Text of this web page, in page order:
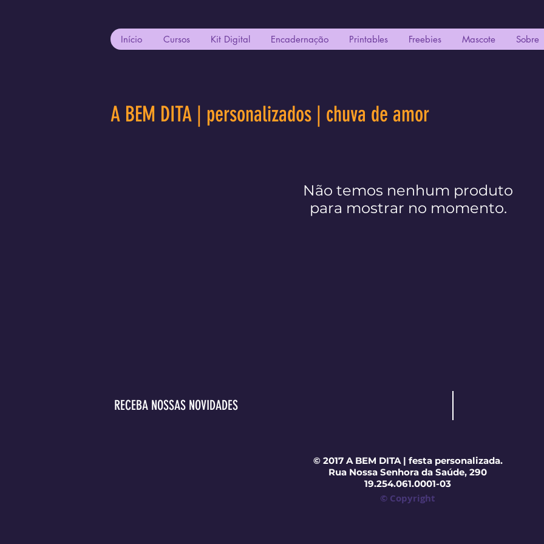
Início Cursos Kit Digital Encadernação Printables Freebies Mascote Sobre
A BEM DITA | personalizados | chuva de amor
Não temos nenhum produto
para mostrar no momento.
RECEBA NOSSAS NOVIDADES
© 2017 A BEM DITA | festa personalizada.
Rua Nossa Senhora da Saúde, 290
19.254.061.0001-03
© Copyright